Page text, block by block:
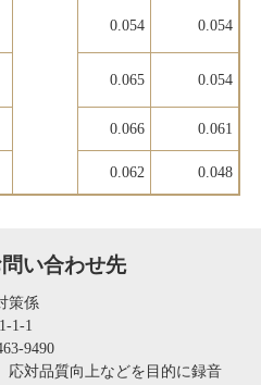
0.054 0.054
0.065 0.054
0.066 0.061
0.062 0.048
い合わせ先
策係
1-1
9490
応対品質向上などを目的に録音